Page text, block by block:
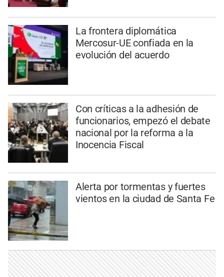
La frontera diplomática
Mercosur-UE confiada en la
evolución del acuerdo
Con críticas a la adhesión de
funcionarios, empezó el debate
nacional por la reforma a la
Inocencia Fiscal
Alerta por tormentas y fuertes
vientos en la ciudad de Santa Fe